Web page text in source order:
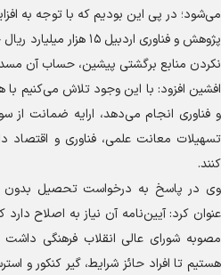
می‌شود؛ در پی این بودیم که با توجه به
پژوهش و فناوری اردبیل
نکردن منابع برگشتی پیشین، حساب آن
افشین افزود: با این وجود تلاش می‌کنیم
و فناوری انجام می‌دهد، ارایه ضمانت از
تسهیلات معانت علمی، فناوری و اقتصاد
کنند.
وی در پاسخ به درخواست تحصیل بدون
عنوان کرد: آیین‌نامه آن نیاز به اصلاح
مصوبه شورای عالی انقلاب فرهنگی
هستیم تا افراد حائز شرایط، گیر کنکور و